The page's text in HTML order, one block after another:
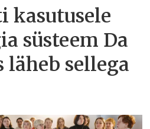
kasutusele
süsteem Da
läheb sellega